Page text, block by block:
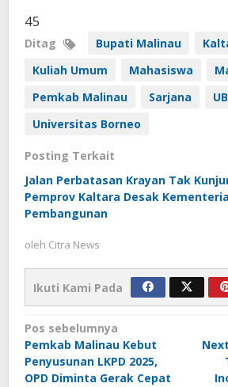
45
Ditag Bupati Malinau
Kuliah Umum
Mahasiswa
Pemkab Malinau
Sarjana
Universitas Borneo
Posting Terkait
Jalan Perbatasan Krayan Tak
Pemprov Kaltara Desak
Pembangunan
oleh Citra News
Ikuti Kami Pada
Navigasi
pos
Pos sebelumnya
Pemkab Malinau Kebut
Penyusunan LKPD 2025,
OPD Diminta Gerak Cepat